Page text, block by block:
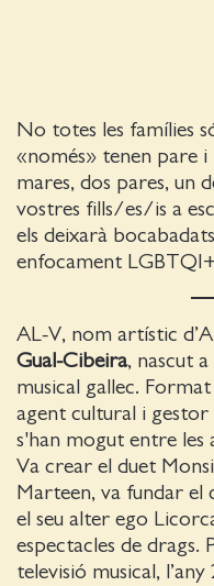
No totes les famílies
«només» tenen pare i
mares, dos pares, un
vostres fills/es/is a
els deixarà
enfocament
AL-V, nom artístic
Gual-Cibeira, nascut
musical gallec.
agent cultural i gestor
s'han mogut entre les
Va crear el duet
Marteen, va fundar el
el seu alter ego
espectacles de drags.
televisió musical,